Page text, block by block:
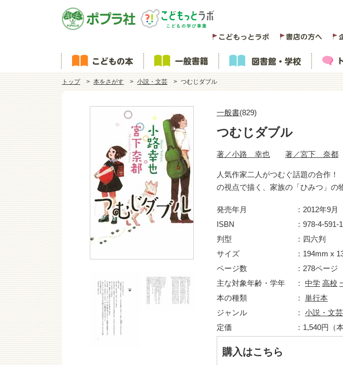
トップ 本をさがす 小説・文芸 つむじダブル
一般書(829)
つむじダブル
著／小路 幸也 著／宮下 奈都
人気作家二人がつむぐ話題の合作
の視点で描く、家族の「ひみつ」の
発売年月
2012年9月
ISBN
978-4-591-
判型
四六判
サイズ
194mm x
ページ数
278ページ
主な対象年齢・学年
中学 高校
本の種類
単行本
ジャンル
小説・文芸
定価
1,540円（
購入はこちら